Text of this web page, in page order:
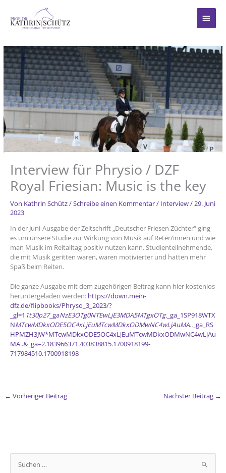
springen
Interview für Phrysio / DZF
Royal Friesian: Music is the key
Von Kathrin Schütz/Schreibe einen Kommentar/ Interview/29. Juni
2023
In der Juni-Ausgabe der Zeitschrift „Deutscher Friesen Züchter“ ging
es um unsere Studie zur Wirkung von Musik auf Reter/innen und wie
man Musik im Reitalltag positiv nutzen kann. Studienteilnehmende,
die mit Musik geritten waren, waren motivierter und hatten mehr
Spaß beim Reiten.
Die ganze Ausgabe mit dem zugehörigen Beitrag kann hier kostenlos
heruntergeladen werden: https://down.mein-
dfz.de/flipbooks/Phryso_3_2023/?
_gl=1 1t30p27_gaNzE3OTg0NTEwLjE3MDA5MTgxOTg._ga_1SP918WTX
NMTcwMDkxODE5OC4xLjEuMTcwMDkxODMwNC4wLjAuMA.._ga_RS
HPMZH3JW*MTcwMDkxODE5OC4xLjEuMTcwMDkxODMwNC4wLjAu
MA..&_ga=2.183966371.403838815.1700918199-
717984510.1700918198
← Vorheriger Beitrag Nächster Beitrag →